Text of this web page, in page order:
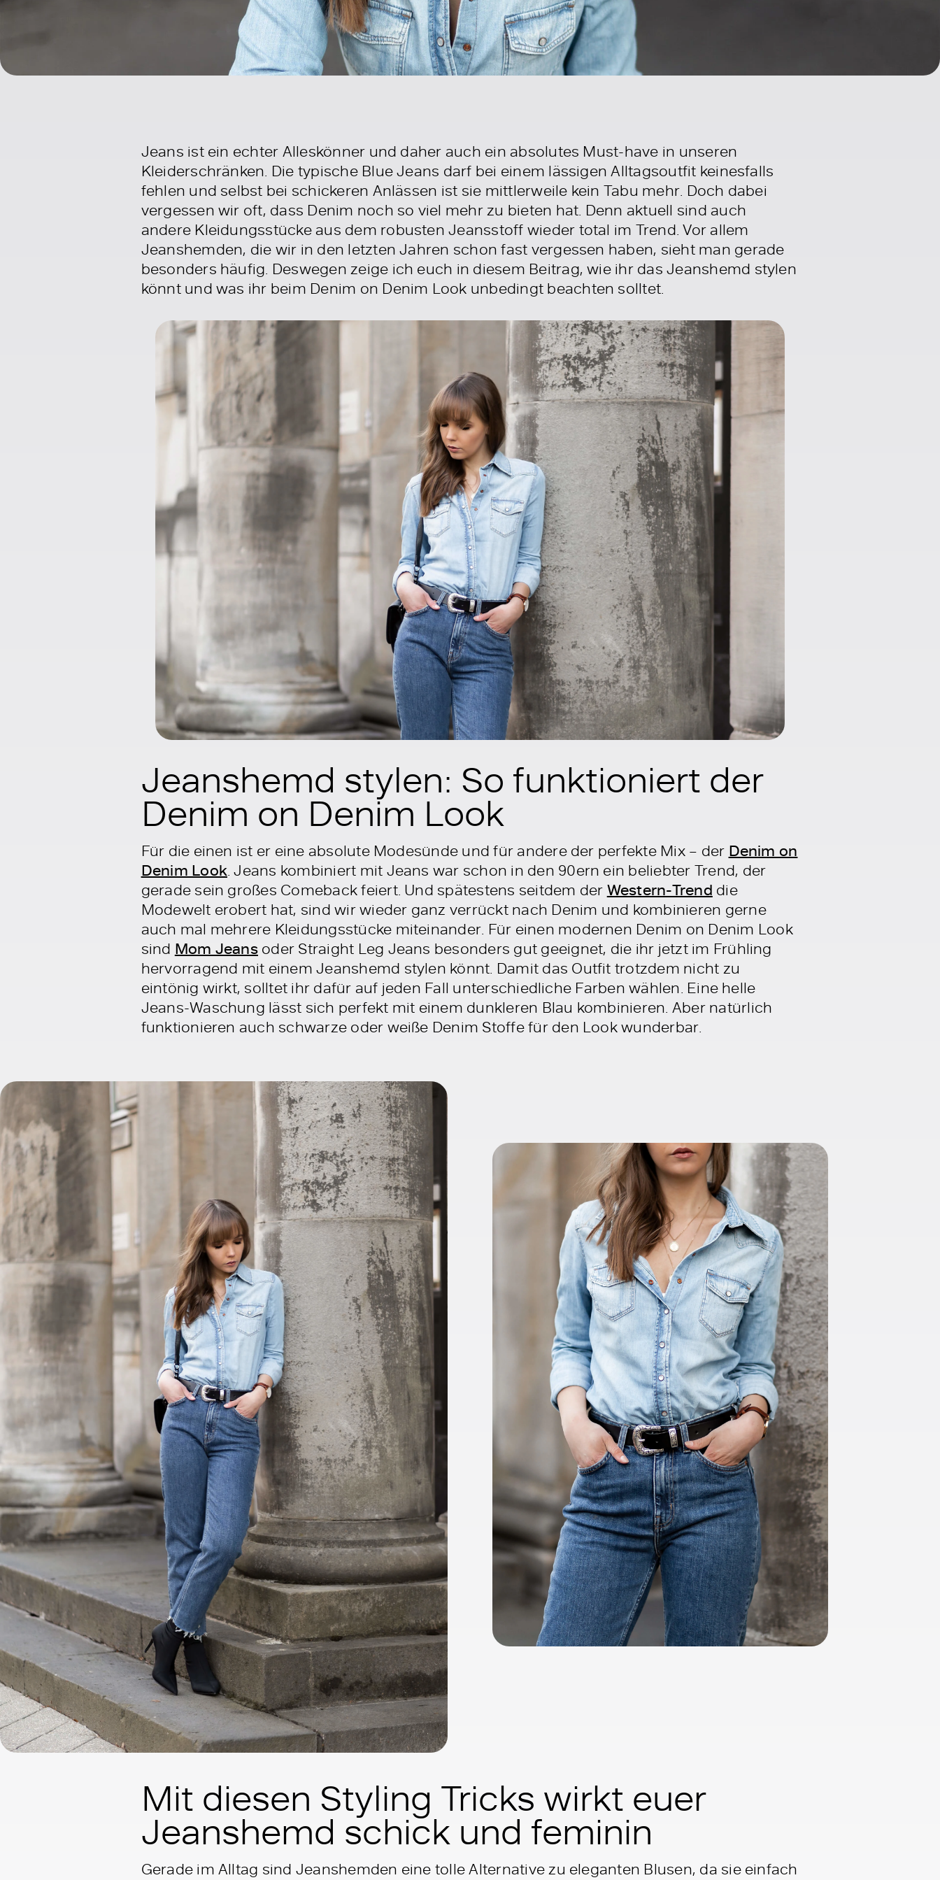
Jeans ist ein echter Alleskönner und daher auch ein absolutes Must-have in unseren
Kleiderschränken. Die typische Blue Jeans darf bei einem lässigen Alltagsoutfit keinesfalls
fehlen und selbst bei schickeren Anlässen ist sie mittlerweile kein Tabu mehr. Doch dabei
vergessen wir oft, dass Denim noch so viel mehr zu bieten hat. Denn aktuell sind auch
andere Kleidungsstücke aus dem robusten Jeansstoff wieder total im Trend. Vor allem
Jeanshemden, die wir in den letzten Jahren schon fast vergessen haben, sieht man gerade
besonders häufig. Deswegen zeige ich euch in diesem Beitrag, wie ihr das Jeanshemd stylen
könnt und was ihr beim Denim on Denim Look unbedingt beachten solltet.
Jeanshemd stylen: So funktioniert der
Denim on Denim Look
Für die einen ist er eine absolute Modesünde und für andere der perfekte Mix – der Denim on
Denim Look . Jeans kombiniert mit Jeans war schon in den 90ern ein beliebter Trend, der
gerade sein großes Comeback feiert. Und spätestens seitdem der Western-Trend die
Modewelt erobert hat, sind wir wieder ganz verrückt nach Denim und kombinieren gerne
auch mal mehrere Kleidungsstücke miteinander. Für einen modernen Denim on Denim Look
sind Mom Jeansoder Straight Leg Jeans besonders gut geeignet, die ihr jetzt im Frühling
hervorragend mit einem Jeanshemd stylen könnt. Damit das Outfit trotzdem nicht zu
eintönig wirkt, solltet ihr dafür auf jeden Fall unterschiedliche Farben wählen. Eine helle
Jeans-Waschung lässt sich perfekt mit einem dunkleren Blau kombinieren. Aber natürlich
funktionieren auch schwarze oder weiße Denim Stoffe für den Look wunderbar.
Mit diesen Styling Tricks wirkt euer
Jeanshemd schick und feminin
Gerade im Alltag sind Jeanshemden eine tolle Alternative zu eleganten Blusen, da sie einfach